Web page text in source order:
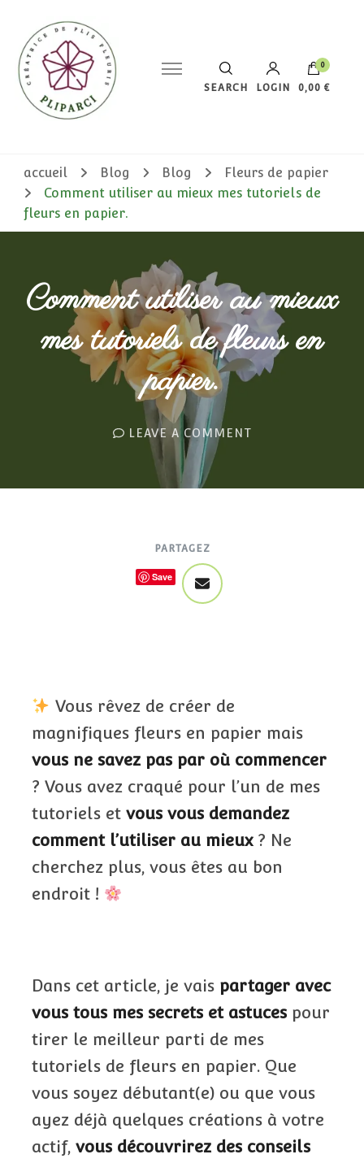
SEARCH LOGIN
0
0,00 €
accueil Blog Blog
Fleurs de papier
Comment utiliser au mieux mes tutoriels de
fleurs en papier.
Comment utiliser au mieux
mes tutoriels de fleurs en
papier.
LEAVE A COMMENT
PARTAGEZ
Save
Vous rêvez de créer de
magnifiques fleurs en papier mais
vous ne savez pas par où commencer
? Vous avez craqué pour l’un de mes
tutoriels et vous vous demandez
comment l’utiliser au mieux? Ne
cherchez plus, vous êtes au bon
endroit !
Dans cet article, je vais partager avec
vous tous mes secrets et astuces pour
tirer le meilleur parti de mes
tutoriels de fleurs en papier. Que
vous soyez débutant(e) ou que vous
ayez déjà quelques créations à votre
actif, vous découvrirez des conseils